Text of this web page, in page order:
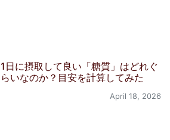
1日に摂取して良い「糖質」はどれぐ
らいなのか？目安を計算してみた
April 18, 2026